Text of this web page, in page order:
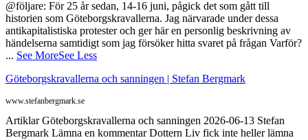
@följare: För 25 år sedan, 14-16 juni, pågick det som gått till
historien som Göteborgskravallerna. Jag närvarade under dessa
antikapitalistiska protester och ger här en personlig beskrivning av
händelserna samtidigt som jag försöker hitta svaret på frågan Varför?
... See MoreSee Less
Göteborgskravallerna och sanningen | Stefan Bergmark
www.stefanbergmark.se
Artiklar Göteborgskravallerna och sanningen 2026-06-13 Stefan
Bergmark Lämna en kommentar Dottern Liv fick inte heller lämna